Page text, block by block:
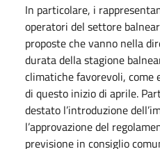
In particolare, i
operatori del settore
proposte che vanno nella
durata della stagione
climatiche favorevoli, come
di questo inizio di aprile.
destato l’introduzione
l’approvazione del
previsione in consiglio